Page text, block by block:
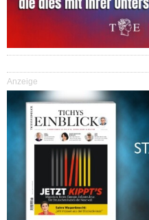
Anzeige